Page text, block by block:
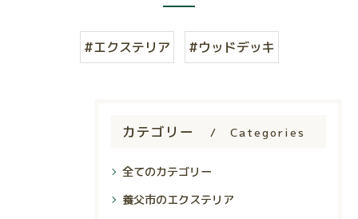
#エクステリア #ウッドデッキ
カテゴリー Categories
全てのカテゴリー
養父市のエクステリア